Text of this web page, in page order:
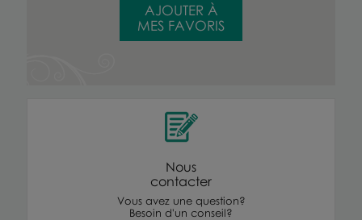
AJOUTER À
MES FAVORIS
Nous
contacter
Vous avez une question?
Besoin d'un conseil?